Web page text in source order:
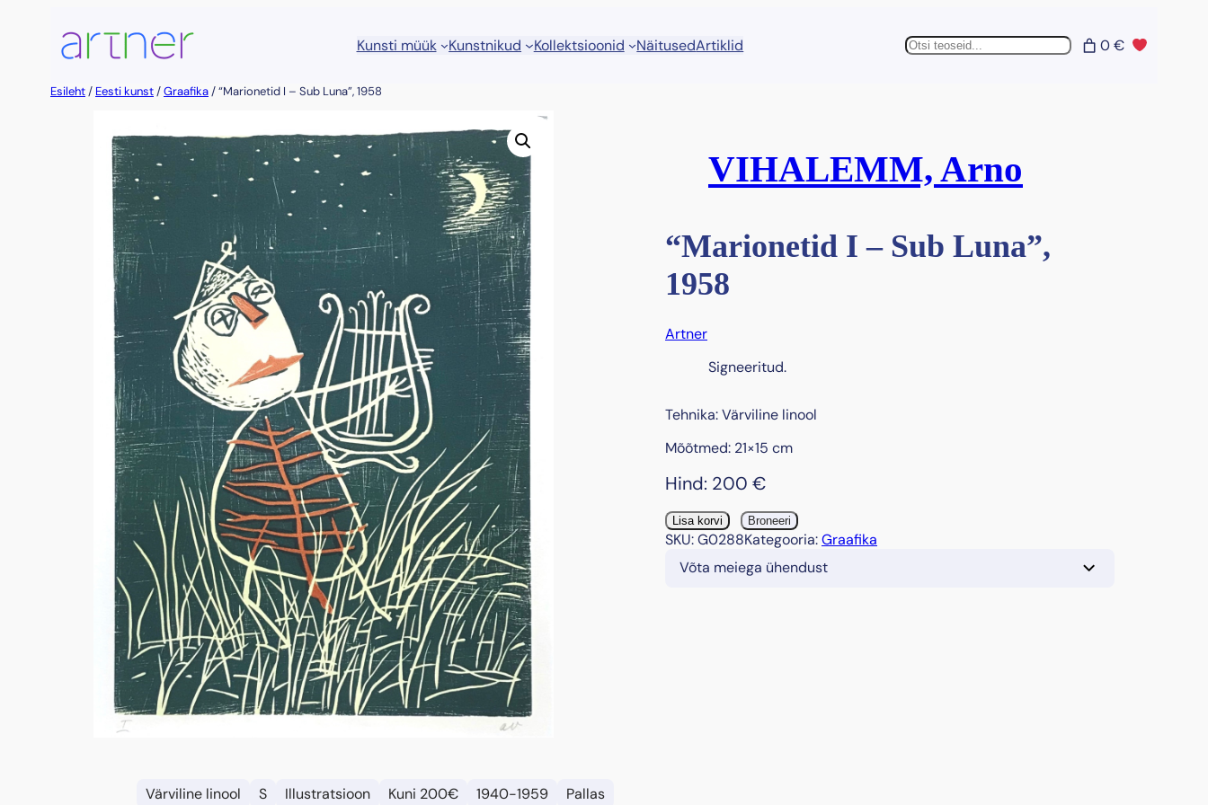
Kunsti müük Kunstnikud Kollektsioonid NäitusedArtiklid Otsing 0 €
Esileht/ Eesti kunst/Graafika/ “Marionetid I – Sub Luna”, 1958
Värviline linool S Illustratsioon Kuni 200€ 1940-1959
Pallas
VIHALEMM, Arno
“Marionetid I – Sub Luna”,
1958
Artner
Signeeritud.
Tehnika: Värviline linool
Mõõtmed: 21×15 cm
Hind: 200 €
"
M
Lisa korvi Broneeri
SKU:G0288Kategooria:Graafika
Võta meiega ühendust